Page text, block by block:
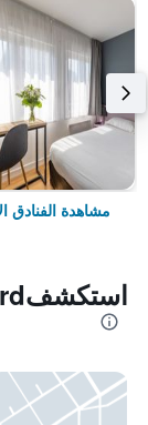
مشاهدة الفنادق
استكشفVillejean - Beauregard, رين